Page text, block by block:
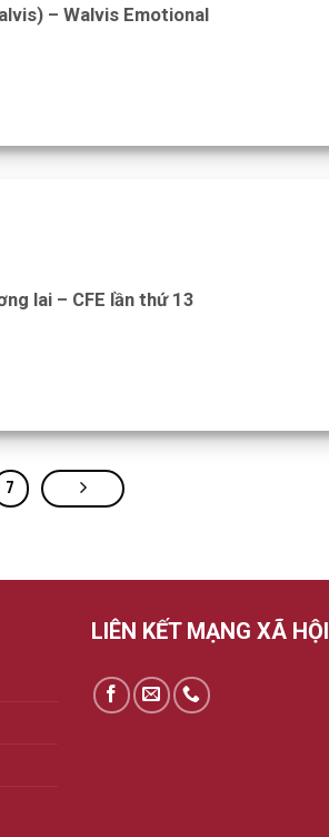
– Walvis Emotional
lai – CFE lần thứ 13
7
LIÊN KẾT MẠNG XÃ HỘI